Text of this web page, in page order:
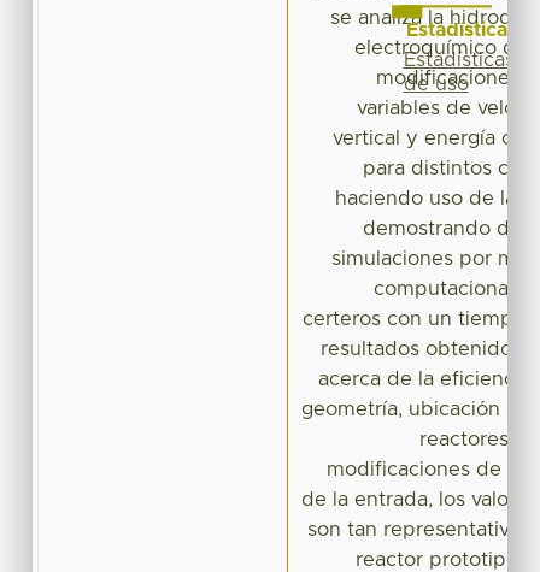
se analiza la
electroquímico de
modificaciones,
variables de
vertical y energía
para distintos
haciendo uso de la
demostrando de
simulaciones por
certeros con un tiempo
resultados obtenidos
acerca de la eficiencia
geometría, ubicación de
reactores
modificaciones de
de la entrada, los
son tan representativos
reactor prototipo.
Estadísticas
Estadísticas
de uso